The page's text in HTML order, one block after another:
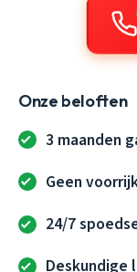
Onze beloften
3 maanden
Geen
24/7
Deskundige